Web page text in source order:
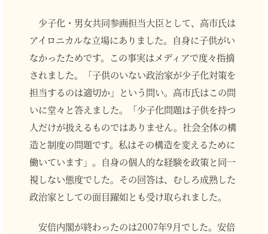
少子化・男女共同参画担当大臣として、高市氏は
アイロニカルな立場にありました。自身に子供がい
なかったためです。この事実はメディアで度々指摘
されました。「子供のいない政治家が少子化対策を
担当するのは適切か」という問い。高市氏はこの問
いに堂々と答えました。「少子化問題は子供を持つ
人だけが扱えるものではありません。社会全体の構
造と制度の問題です。私はその構造を変えるために
働いています」。自身の個人的な経験を政策と同一
視しない態度でした。その回答は、むしろ成熟した
政治家としての面目躍如とも受け取られました。
安倍内閣が終わったのは2007年9月でした。安倍